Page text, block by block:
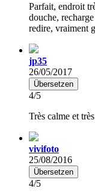
Parfait, endroit
douche,
redire, vraiment
jp35
26/05/2017
Übersetzen
4/5
Très calme et
vivifoto
25/08/2016
Übersetzen
4/5